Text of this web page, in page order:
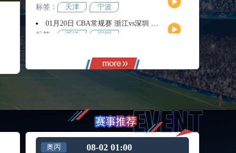
标签：
天津 宁波
01月20日 CBA常规赛 浙江vs深圳 全场录像回放
标签：
浙江 深圳
福建
01月14日 CBA常规赛 浙江vs广州 全场录像回放
新西兰
澳大利
亚男篮
12月01日 男篮世亚预阶段一 韩国男篮vs中国男篮 全场录像
标签：
中国男
韩国男
奥丙 08-02 01:00